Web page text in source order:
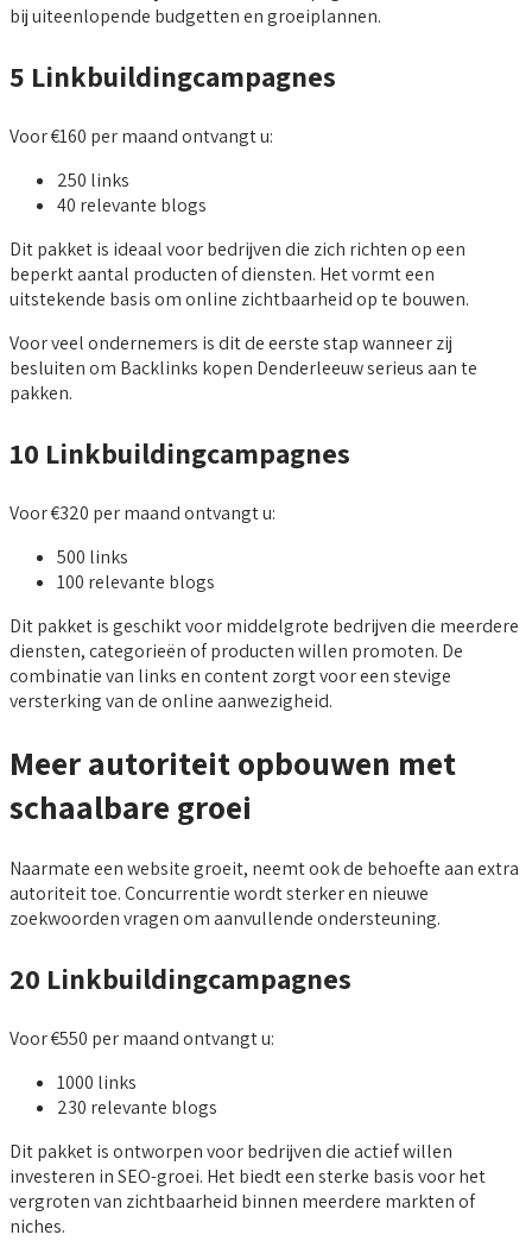
bij uiteenlopende budgetten en groeiplannen.
5 Linkbuildingcampagnes
Voor €160 per maand ontvangt u:
250 links
40 relevante blogs
Dit pakket is ideaal voor bedrijven die zich richten op een
beperkt aantal producten of diensten. Het vormt een
uitstekende basis om online zichtbaarheid op te bouwen.
Voor veel ondernemers is dit de eerste stap wanneer zij
besluiten om Backlinks kopen Denderleeuw serieus aan te
pakken.
10 Linkbuildingcampagnes
Voor €320 per maand ontvangt u:
500 links
100 relevante blogs
Dit pakket is geschikt voor middelgrote bedrijven die meerdere
diensten, categorieën of producten willen promoten. De
combinatie van links en content zorgt voor een stevige
versterking van de online aanwezigheid.
Meer autoriteit opbouwen met
schaalbare groei
Naarmate een website groeit, neemt ook de behoefte aan extra
autoriteit toe. Concurrentie wordt sterker en nieuwe
zoekwoorden vragen om aanvullende ondersteuning.
20 Linkbuildingcampagnes
Voor €550 per maand ontvangt u:
1000 links
230 relevante blogs
Dit pakket is ontworpen voor bedrijven die actief willen
investeren in SEO-groei. Het biedt een sterke basis voor het
vergroten van zichtbaarheid binnen meerdere markten of
niches.